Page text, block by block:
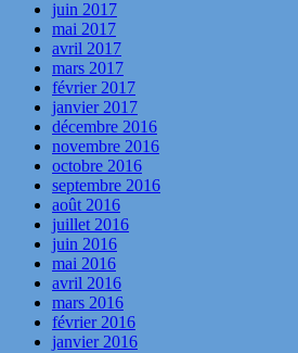
juin 2017
mai 2017
avril 2017
mars 2017
février 2017
janvier 2017
décembre 2016
novembre 2016
octobre 2016
septembre 2016
août 2016
juillet 2016
juin 2016
mai 2016
avril 2016
mars 2016
février 2016
janvier 2016